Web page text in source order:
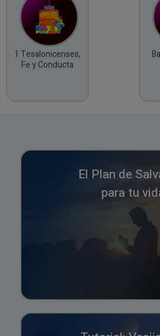
El Plan de
para tu
1 Tesalonicenses,
Fe y Conducta